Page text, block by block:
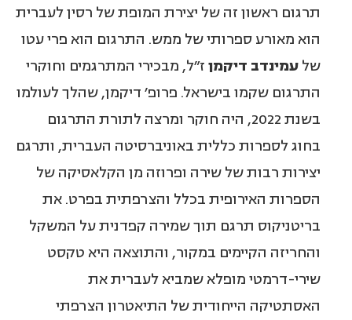
תרגום ראשון זה של יצירת המופת של רסין לעברית
הוא מאורע ספרותי של ממש. התרגום הוא פרי עטו
שלעמינדב דיקמןז״ל, מבכירי המתרגמים וחוקרי
התרגום שקמו בישראל. פרופ׳ דיקמן, שהלך לעולמו
בשנת 2022, היה חוקר ומרצה לתורת התרגום
בחוג לספרות כללית באוניברסיטה העברית, ותרגם
יצירות רבות של שירה ופרוזה מן הקלאסיקה של
הספרות האירופית בכלל והצרפתית בפרט. את
בריטניקוס תרגם תוך שמירה קפדנית על המשקל
והחריזה הקיימים במקור, והתוצאה היא טקסט
שירי-דרמטי מופלא שמביא לעברית את
האסתטיקה הייחודית של התיאטרון הצרפתי